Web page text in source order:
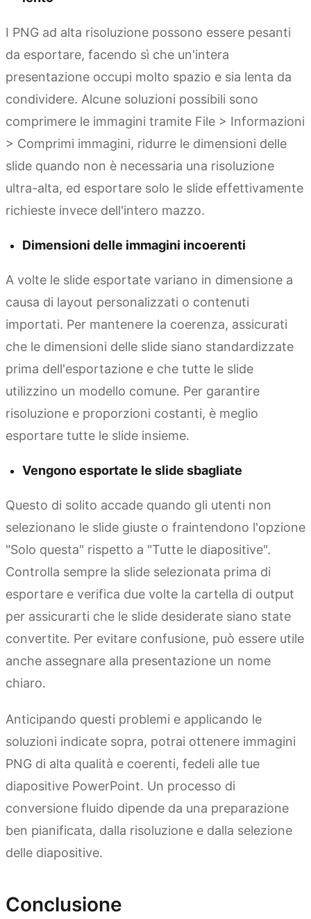
I PNG ad alta risoluzione possono essere pesanti
da esportare, facendo sì che un'intera
presentazione occupi molto spazio e sia lenta da
condividere. Alcune soluzioni possibili sono
comprimere le immagini tramite File > Informazioni
> Comprimi immagini, ridurre le dimensioni delle
slide quando non è necessaria una risoluzione
ultra-alta, ed esportare solo le slide effettivamente
richieste invece dell'intero mazzo.
Dimensioni delle immagini incoerenti
A volte le slide esportate variano in dimensione a
causa di layout personalizzati o contenuti
importati. Per mantenere la coerenza, assicurati
che le dimensioni delle slide siano standardizzate
prima dell'esportazione e che tutte le slide
utilizzino un modello comune. Per garantire
risoluzione e proporzioni costanti, è meglio
esportare tutte le slide insieme.
Vengono esportate le slide sbagliate
Questo di solito accade quando gli utenti non
selezionano le slide giuste o fraintendono l'opzione
"Solo questa" rispetto a "Tutte le diapositive".
Controlla sempre la slide selezionata prima di
esportare e verifica due volte la cartella di output
per assicurarti che le slide desiderate siano state
convertite. Per evitare confusione, può essere utile
anche assegnare alla presentazione un nome
chiaro.
Anticipando questi problemi e applicando le
soluzioni indicate sopra, potrai ottenere immagini
PNG di alta qualità e coerenti, fedeli alle tue
diapositive PowerPoint. Un processo di
conversione fluido dipende da una preparazione
ben pianificata, dalla risoluzione e dalla selezione
delle diapositive.
Conclusione